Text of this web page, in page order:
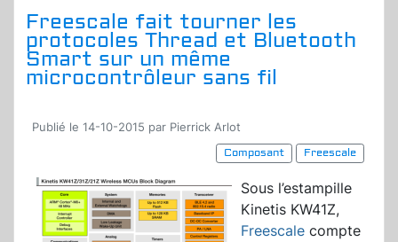
Freescale fait tourner les
protocoles Thread et Bluetooth
Smart sur un même
microcontrôleur sans fil
Publié le 14-10-2015 par Pierrick Arlot
Composant
Freescale
Sous l’estampille
Kinetis KW41Z,
Freescale compte